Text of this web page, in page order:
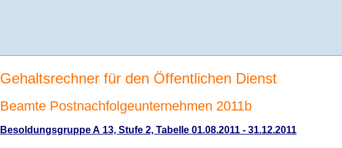
Gehaltsrechner für den Öffentlichen Dienst
Beamte Postnachfolgeunternehmen 2011b
Besoldungsgruppe A 13, Stufe 2, Tabelle 01.08.2011 - 31.12.2011